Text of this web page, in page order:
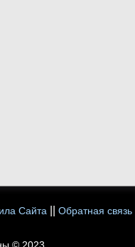
Сайта Обратная связь